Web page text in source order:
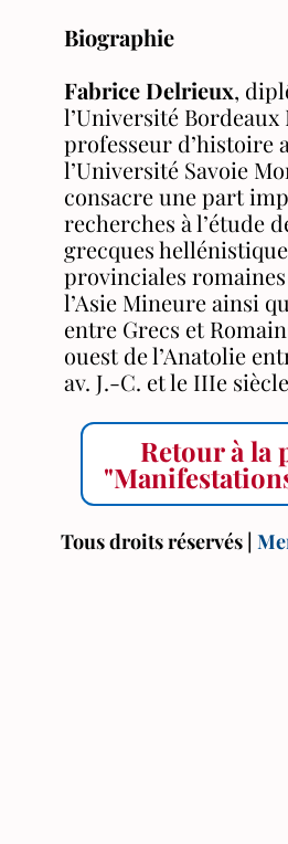
Tous droits réservés |
Retour à la
Biographie
Fabrice Delrieux,
l’Université
professeur d’histoire
l’Université Savoie
consacre une part
recherches à l’étude
grecques
provinciales romaines
l’Asie Mineure ainsi
entre Grecs et
ouest de l’Anatolie
av. J.-C. et le IIIe